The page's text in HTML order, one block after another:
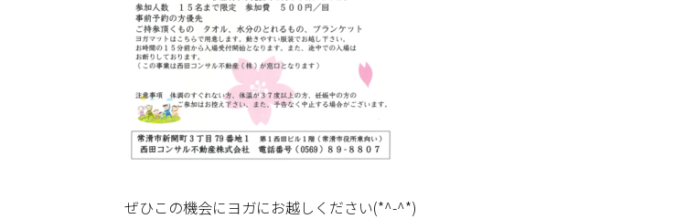
ぜひこの機会にヨガにお越しください(*^-^*)